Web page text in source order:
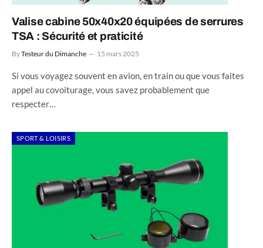
Valise cabine 50x40x20 équipées de serrures
TSA : Sécurité et praticité
ByTesteur du Dimanche 15 mars 2025
Si vous voyagez souvent en avion, en train ou que vous faites
appel au covoiturage, vous savez probablement que
respecter…
SPORT & LOISIRS